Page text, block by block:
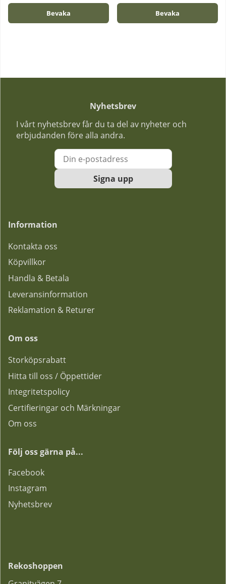
Bevaka Bevaka
Nyhetsbrev
I vårt nyhetsbrev får du ta del av nyheter och
erbjudanden före alla andra.
Signa upp
Information
Kontakta oss
Köpvillkor
Handla & Betala
Leveransinformation
Reklamation & Returer
Om oss
Storköpsrabatt
Hitta till oss / Öppettider
Integritetspolicy
Certifieringar och Märkningar
Om oss
Följ oss gärna på...
Facebook
Instagram
Nyhetsbrev
Rekoshoppen